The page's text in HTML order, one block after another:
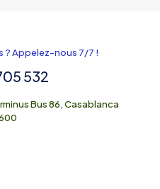
? Appelez-nous 7/7 !
532
Bus 86, Casablanca